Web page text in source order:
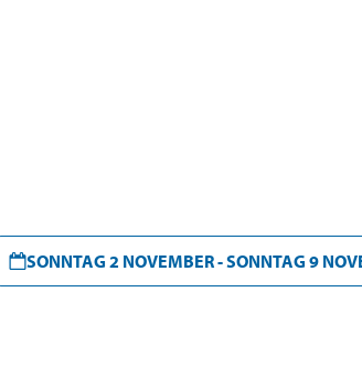
SONNTAG 2 NOVEMBER - SONNTAG 9